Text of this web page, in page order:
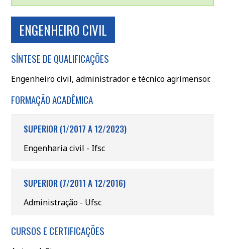
ENGENHEIRO CIVIL
SÍNTESE DE QUALIFICAÇÕES
Engenheiro civil, administrador e técnico agrimensor.
FORMAÇÃO ACADÊMICA
SUPERIOR (1/2017 A 12/2023)
Engenharia civil - Ifsc
SUPERIOR (7/2011 A 12/2016)
Administração - Ufsc
CURSOS E CERTIFICAÇÕES